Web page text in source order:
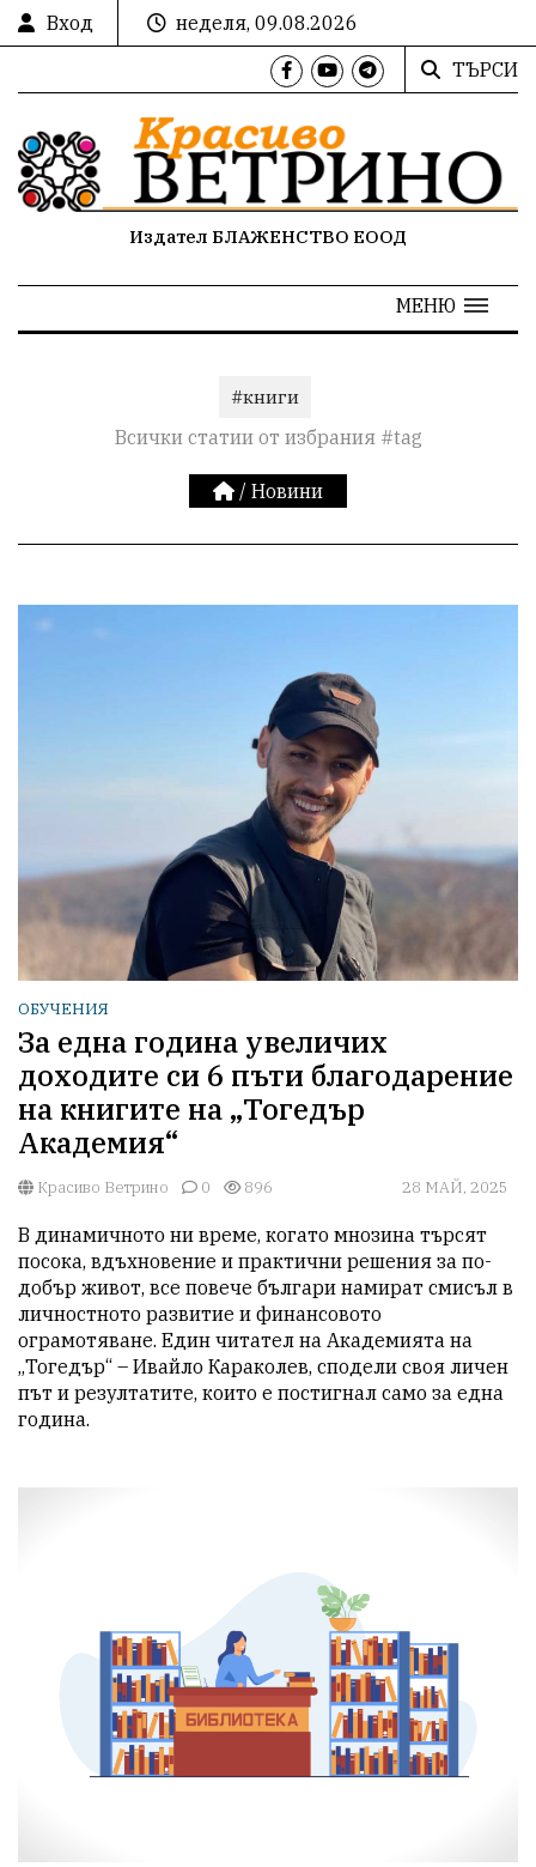
Вход
неделя, 09.08.2026
ТЪРСИ
Издател БЛАЖЕНСТВО ЕООД
МЕНЮ
#книги
Всички статии от избрания #tag
/ Новини
ОБУЧЕНИЯ
За една година увеличих
доходите си 6 пъти благодарение
на книгите на „Тогедър
Академия“
Красиво Ветрино 0 896 28 МАЙ, 2025
В динамичното ни време, когато мнозина търсят
посока, вдъхновение и практични решения за по-
добър живот, все повече българи намират смисъл в
личностното развитие и финансовото
ограмотяване. Един читател на Академията на
„Тогедър“ – Ивайло Караколев, сподели своя личен
път и резултатите, които е постигнал само за една
година.